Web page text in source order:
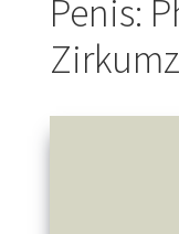
Penis: